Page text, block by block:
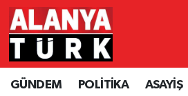
GÜNDEM POLİTİKA ASAYİŞ
GÜNDEM
POLİTİKA
Nöbetçi Eczaneler
Hava Durumu